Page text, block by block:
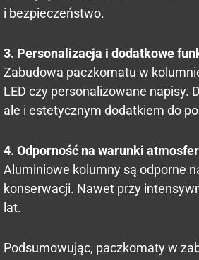
i bezpieczeństwo.
3. Personalizacja i dodatkowe
Zabudowa paczkomatu w
LED czy personalizowane napisy.
ale i estetycznym dodatkiem do
4. Odporność na warunki
Aluminiowe kolumny są odporne
konserwacji. Nawet przy
lat.
Podsumowując, paczkomaty w